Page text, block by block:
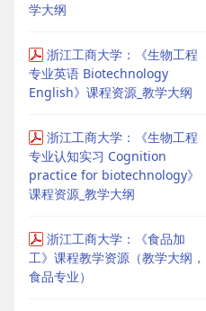
学大纲
浙江工商大学：《生物工程
专业英语 Biotechnology
English》课程资源_教学大纲
浙江工商大学：《生物工程
专业认知实习 Cognition
practice for biotechnology》
课程资源_教学大纲
浙江工商大学：《食品加
工》课程教学资源（教学大纲，
食品专业）